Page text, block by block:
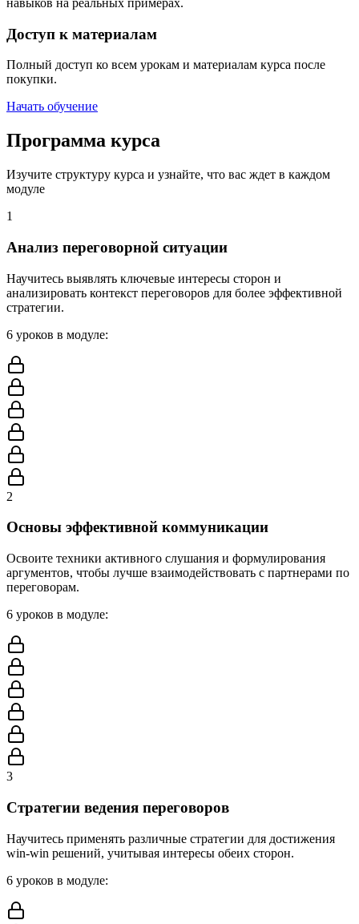
навыков на реальных примерах.
Доступ к материалам
Полный доступ ко всем урокам и материалам курса после
покупки.
Начать обучение
Программа курса
Изучите структуру курса и узнайте, что вас ждет в каждом
модуле
1
Анализ переговорной ситуации
Научитесь выявлять ключевые интересы сторон и
анализировать контекст переговоров для более эффективной
стратегии.
6 уроков в модуле:
2
Основы эффективной коммуникации
Освоите техники активного слушания и формулирования
аргументов, чтобы лучше взаимодействовать с партнерами по
переговорам.
6 уроков в модуле:
3
Стратегии ведения переговоров
Научитесь применять различные стратегии для достижения
win-win решений, учитывая интересы обеих сторон.
6 уроков в модуле: